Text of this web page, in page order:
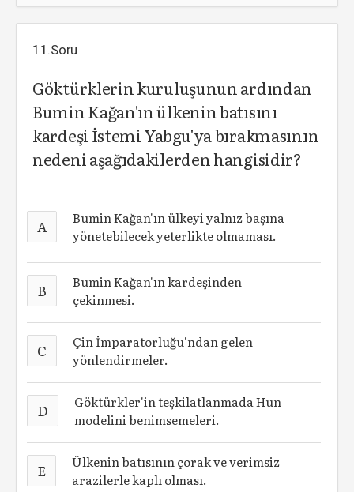
11.Soru
Göktürklerin kuruluşunun ardından
Bumin Kağan'ın ülkenin batısını
kardeşi İstemi Yabgu'ya bırakmasının
nedeni aşağıdakilerden hangisidir?
A
Bumin Kağan'ın ülkeyi yalnız başına
yönetebilecek yeterlikte olmaması.
B
Bumin Kağan'ın kardeşinden
çekinmesi.
C
Çin İmparatorluğu'ndan gelen
yönlendirmeler.
D
Göktürkler'in teşkilatlanmada Hun
modelini benimsemeleri.
E
Ülkenin batısının çorak ve verimsiz
arazilerle kaplı olması.